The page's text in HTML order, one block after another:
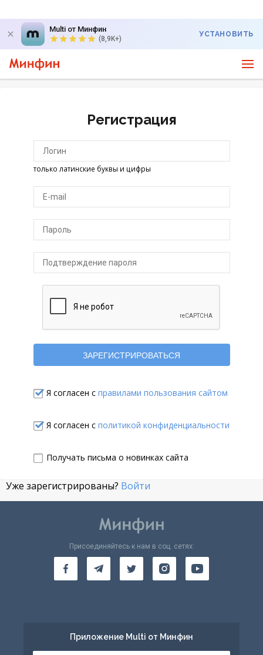
Multi от Минфин
(8,9K+)
УСТАНОВИТЬ
Регистрация
только латинские буквы и цифры
Я согласен с правилами пользования сайтом
Я согласен с политикой конфиденциальности
Получать письма о новинках сайта
Уже зарегистрированы? Войти
Присоединяйтесь к нам в соц. сетях:
Приложение Multi от Минфин